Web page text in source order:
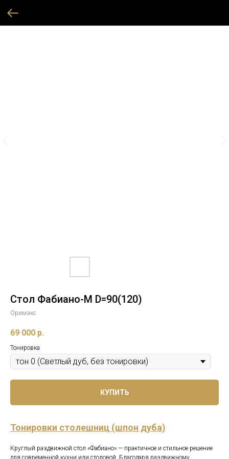
Стол Фабиано-М D=90(120)
Оримэкс
69 000 р.
Тонировка
КУПИТЬ
Тонировки столешниц (шпон дуба)
Круглый раздвижной стол «Фабиано» — практичное и стильное решение